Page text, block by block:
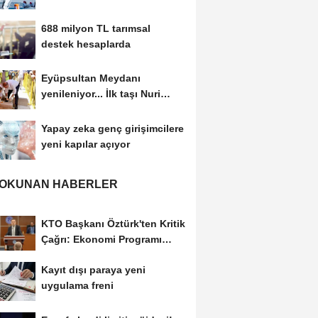
688 milyon TL tarımsal
destek hesaplarda
Eyüpsultan Meydanı
yenileniyor... İlk taşı Nuri
Yapay zeka genç girişimcilere
yeni kapılar açıyor
HABERLER
KTO Başkanı Öztürk'ten Kritik
Çağrı: Ekonomi Programı
Kayıt dışı paraya yeni
uygulama freni